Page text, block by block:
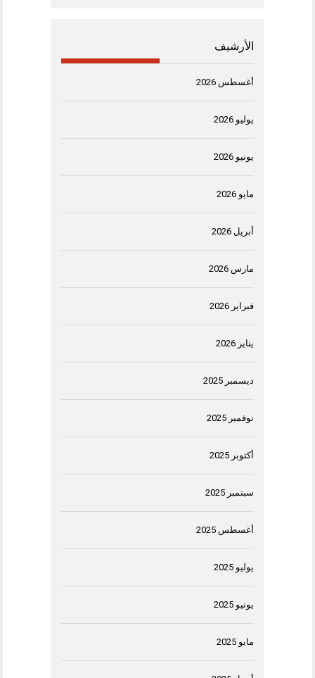
الأرشيف
أغسطس 2026
يوليو 2026
يونيو 2026
مايو 2026
أبريل 2026
مارس 2026
فبراير 2026
يناير 2026
ديسمبر 2025
نوفمبر 2025
أكتوبر 2025
سبتمبر 2025
أغسطس 2025
يوليو 2025
يونيو 2025
مايو 2025